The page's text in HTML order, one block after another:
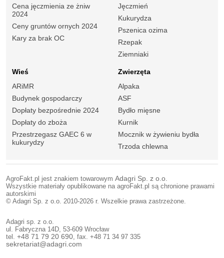
Cena jęczmienia ze żniw
2024
Ceny gruntów ornych 2024
Kary za brak OC
Jęczmień
Kukurydza
Pszenica ozima
Rzepak
Ziemniaki
Wieś
ARiMR
Budynek gospodarczy
Dopłaty bezpośrednie 2024
Dopłaty do zboża
Przestrzegasz GAEC 6 w
kukurydzy
Zwierzęta
Alpaka
ASF
Bydło mięsne
Kurnik
Mocznik w żywieniu bydła
Trzoda chlewna
AgroFakt.pl jest znakiem towarowym Adagri Sp. z o.o.
Wszystkie materiały opublikowane na agroFakt.pl są chronione prawami
autorskimi
© Adagri Sp. z o.o. 2010-2026 r. Wszelkie prawa zastrzeżone.
Adagri sp. z o.o.
ul. Fabryczna 14D, 53-609 Wrocław
tel. +48 71 79 20 690 , fax. +48 71 34 97 335
sekretariat@adagri.com